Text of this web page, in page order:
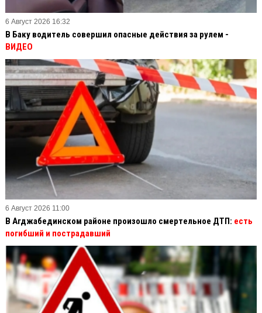
6 Август 2026 16:32
В Баку водитель совершил опасные действия за рулем -
ВИДЕО
6 Август 2026 11:00
В Агджабединском районе произошло смертельное ДТП: есть
погибший и пострадавший